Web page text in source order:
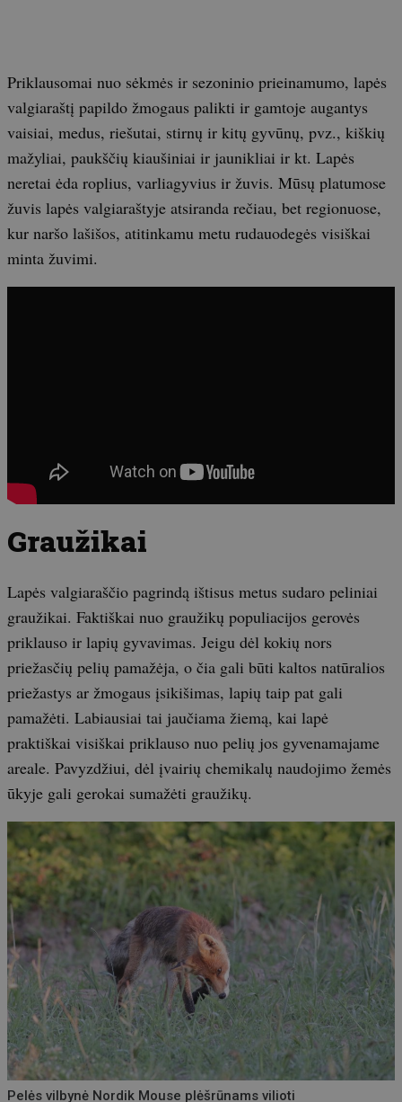
Priklausomai nuo sėkmės ir sezoninio prieinamumo, lapės
valgiaraštį papildo žmogaus palikti ir gamtoje augantys
vaisiai, medus, riešutai, stirnų ir kitų gyvūnų, pvz., kiškių
mažyliai, paukščių kiaušiniai ir jaunikliai ir kt. Lapės
neretai ėda roplius, varliagyvius ir žuvis. Mūsų platumose
žuvis lapės valgiaraštyje atsiranda rečiau, bet regionuose,
kur naršo lašišos, atitinkamu metu rudauodegės visiškai
minta žuvimi.
Graužikai
Lapės valgiaraščio pagrindą ištisus metus sudaro peliniai
graužikai. Faktiškai nuo graužikų populiacijos gerovės
priklauso ir lapių gyvavimas. Jeigu dėl kokių nors
priežasčių pelių pamažėja, o čia gali būti kaltos natūralios
priežastys ar žmogaus įsikišimas, lapių taip pat gali
pamažėti. Labiausiai tai jaučiama žiemą, kai lapė
praktiškai visiškai priklauso nuo pelių jos gyvenamajame
areale. Pavyzdžiui, dėl įvairių chemikalų naudojimo žemės
ūkyje gali gerokai sumažėti graužikų.
Pelės vilbynė Nordik Mouse plėšrūnams vilioti